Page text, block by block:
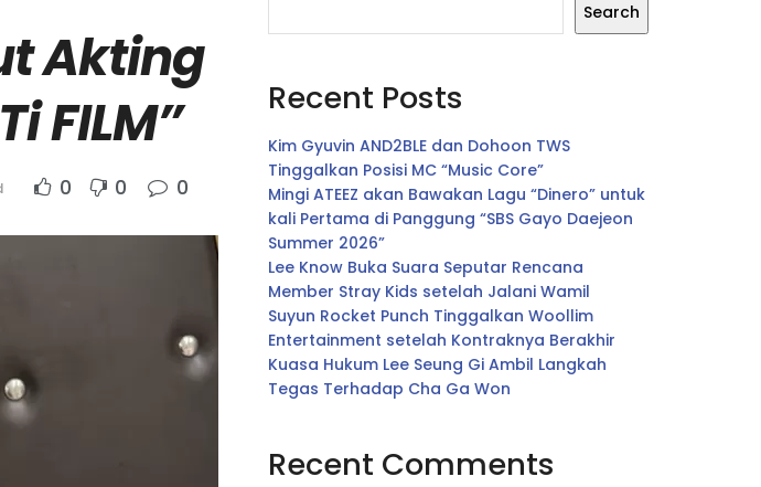
Akting
FILM”
0 0 0
Search
Recent Posts
Kim Gyuvin AND2BLE dan Dohoon TWS
Tinggalkan Posisi MC “Music Core”
Mingi ATEEZ akan Bawakan Lagu “Dinero” untuk
kali Pertama di Panggung “SBS Gayo Daejeon
Summer 2026”
Lee Know Buka Suara Seputar Rencana
Member Stray Kids setelah Jalani Wamil
Suyun Rocket Punch Tinggalkan Woollim
Entertainment setelah Kontraknya Berakhir
Kuasa Hukum Lee Seung Gi Ambil Langkah
Tegas Terhadap Cha Ga Won
Recent Comments